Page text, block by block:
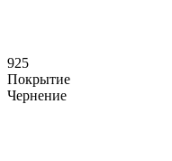
925
Покрытие
Чернение